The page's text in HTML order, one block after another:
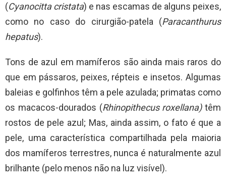
(Cyanocitta cristata) e nas escamas de alguns peixes,
como no caso do cirurgião-patela (Paracanthurus
hepatus).
Tons de azul em mamíferos são ainda mais raros do
que em pássaros, peixes, répteis e insetos. Algumas
baleias e golfinhos têm a pele azulada; primatas como
os macacos-dourados (Rhinopithecus roxellana)têm
rostos de pele azul; Mas, ainda assim, o fato é que a
pele, uma característica compartilhada pela maioria
dos mamíferos terrestres, nunca é naturalmente azul
brilhante (pelo menos não na luz visível).